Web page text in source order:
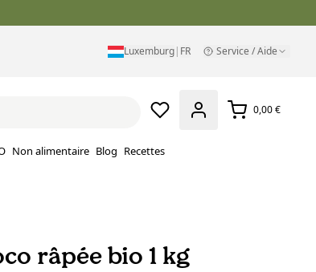
Luxemburg| FR Service / Aide
0,00 €
Non alimentaire Blog Recettes
râpée bio 1 kg